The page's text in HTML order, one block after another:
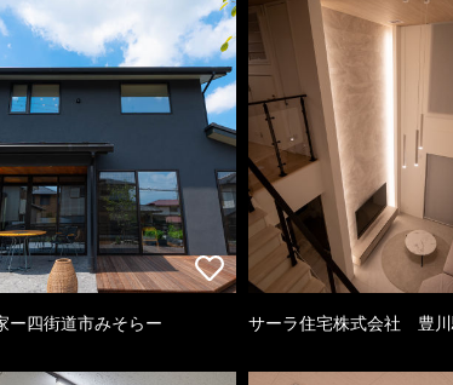
ー四街道市みそらー サーラ住宅株式会社 豊